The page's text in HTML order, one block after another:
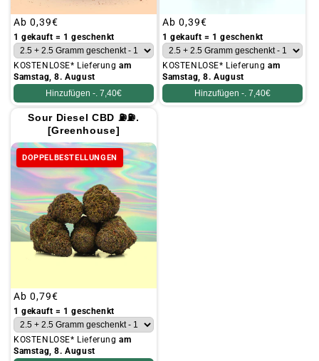
Üblicher
Preis
Ab 0,39€
1 gekauft = 1 geschenkt
KOSTENLOSE* Lieferungam
Samstag, 8. August
Hinzufügen -. 7,40€
Üblicher
Preis
Ab 0,39€
1 gekauft = 1 geschenkt
KOSTENLOSE* Lieferungam
Samstag, 8. August
Hinzufügen -. 7,40€
Sour Diesel CBD ⛽⛽.
[Greenhouse]
DOPPELBESTELLUNGEN
Üblicher
Preis
Ab 0,79€
1 gekauft = 1 geschenkt
KOSTENLOSE* Lieferungam
Samstag, 8. August